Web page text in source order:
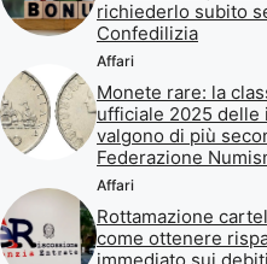
richiederlo subito
Confedilizia
Affari
Monete rare: la
ufficiale 2025 delle
valgono di più
Federazione
Affari
Rottamazione
come ottenere
immediato sui